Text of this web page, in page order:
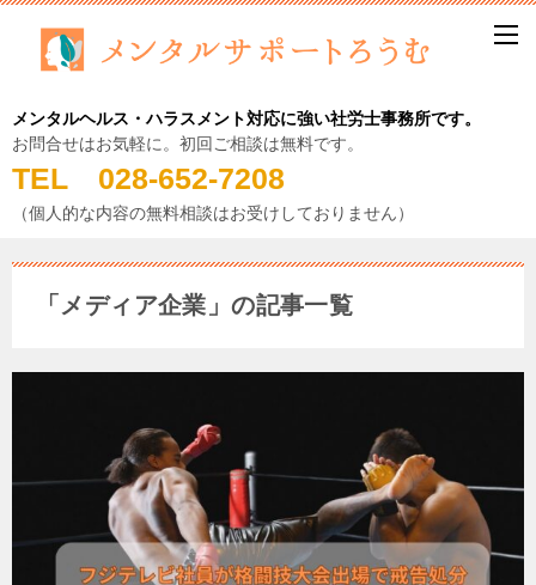
メンタルヘルス・ハラスメント対応に強い社労士事務所です。
お問合せはお気軽に。初回ご相談は無料です。
TEL 028-652-7208
（個人的な内容の無料相談はお受けしておりません）
「メディア企業」の記事一覧